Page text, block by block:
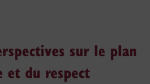
sur le plan
et du respect